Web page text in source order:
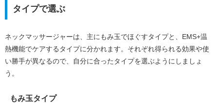
タイプで選ぶ
ネックマッサージャーは、主にもみ玉でほぐすタイプと、EMS+温
熱機能でケアするタイプに分かれます。それぞれ得られる効果や使
い勝手が異なるので、自分に合ったタイプを選ぶようにしましょ
う。
もみ玉タイプ